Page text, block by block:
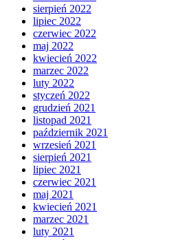
sierpień 2022
lipiec 2022
czerwiec 2022
maj 2022
kwiecień 2022
marzec 2022
luty 2022
styczeń 2022
grudzień 2021
listopad 2021
październik 2021
wrzesień 2021
sierpień 2021
lipiec 2021
czerwiec 2021
maj 2021
kwiecień 2021
marzec 2021
luty 2021